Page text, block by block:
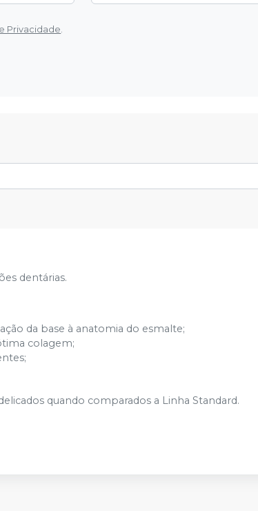
Privacidade.
dentárias.
da base à anatomia do esmalte;
colagem;
quando comparados a Linha Standard.